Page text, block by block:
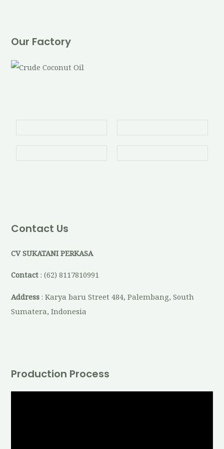
Our Factory
Contact Us
CV SUKATANI PERKASA
Contact : (62) 8117810991
Address : Karya baru Street 484, Palembang, South
Sumatera, Indonesia
Production Process